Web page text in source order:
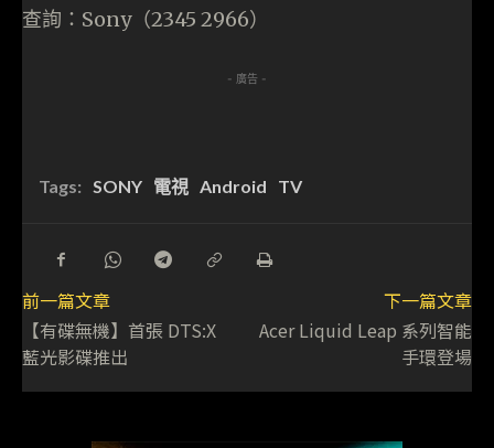
查詢：Sony（2345 2966）
- 廣告 -
Tags: SONY 電視 Android TV
前一篇文章
【有碟無機】首張 DTS:X
藍光影碟推出
下一篇文章
Acer Liquid Leap 系列智能
手環登場